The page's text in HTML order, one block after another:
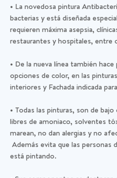
• La novedosa pintura
bacterias y está diseñada
requieren máxima asepsia,
restaurantes y hospitales, entre
• De la nueva línea también
opciones de color, en las
interiores y Fachada indicada
• Todas las pinturas, son de
libres de amoniaco, solventes
marean, no dan alergias y no
Además evita que las personas
está pintando.